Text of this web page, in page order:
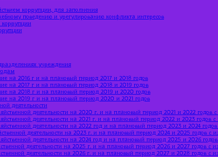
коррупции, для заполнения
поведению и урегулированию конфликта интересов
коррупции
учреждения
на 2016 г и на плановый период 2017 и 2018 годов
на 2017 г и на плановый период 2018 и 2019 годов
на 2018 г и на плановый период 2019 и 2020 годов
на 2019 г и на плановый период 2020 и 2021 годов
деятельности
деятельности на 2020 г. и на плановый период 2021 и 2022 годов
деятельности на 2021 г. и на плановый период 2022 и 2023 годов
деятельности на 2022 год и на плановый период 2023 и 2024
деятельности на 2023 г. и на плановый период 2024 и 2025 годов с
деятельности на 2024 год и на плановый период 2025 и 2026
деятельности на 2025 г. и на плановый период 2026 и 2027 годов с
деятельности на 2026 г. и на плановый период 2027 и 2028 годов с